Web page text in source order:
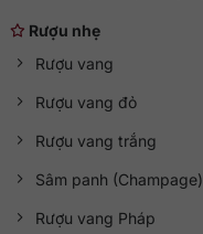
Rượu nhẹ
Rượu vang
Rượu vang đỏ
Rượu vang trắng
Sâm panh (Champage)
Rượu vang Pháp